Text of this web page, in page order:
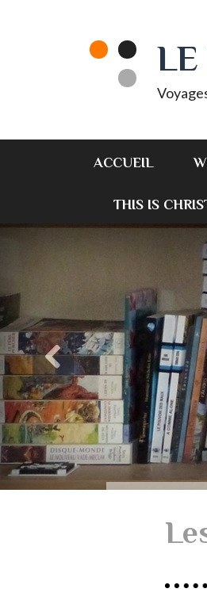
LE
ACCUEIL
THIS IS